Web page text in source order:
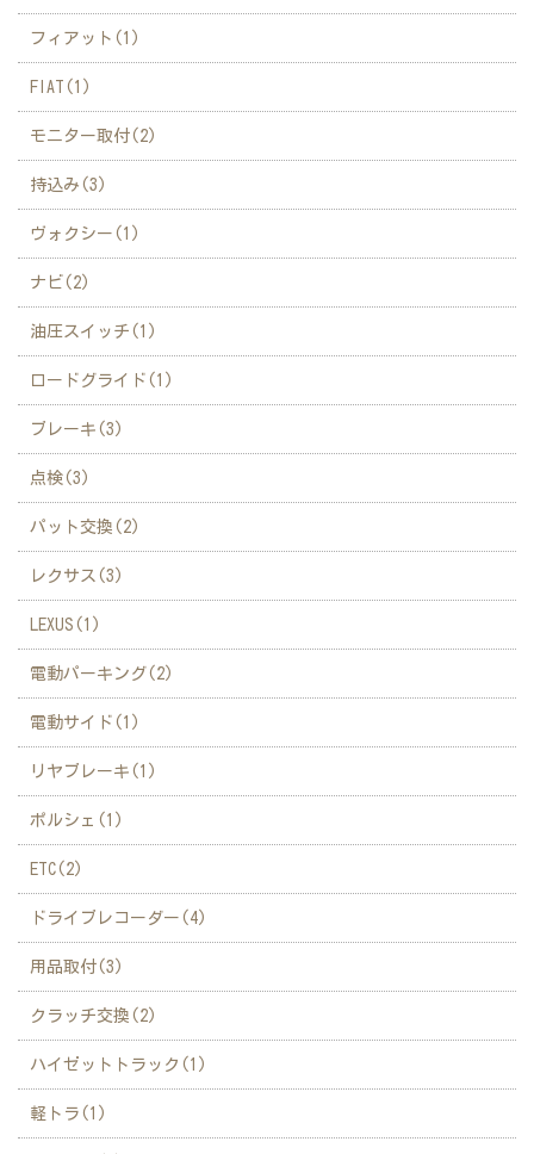
フィアット(1)
FIAT(1)
モニター取付(2)
持込み(3)
ヴォクシー(1)
ナビ(2)
油圧スイッチ(1)
ロードグライド(1)
ブレーキ(3)
点検(3)
パット交換(2)
レクサス(3)
LEXUS(1)
電動パーキング(2)
電動サイド(1)
リヤブレーキ(1)
ポルシェ(1)
ETC(2)
ドライブレコーダー(4)
用品取付(3)
クラッチ交換(2)
ハイゼットトラック(1)
軽トラ(1)